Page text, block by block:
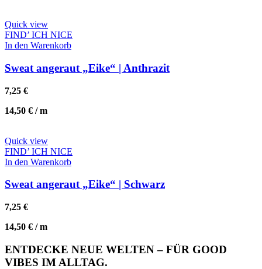
Quick view
FIND’ ICH NICE
In den Warenkorb
Sweat angeraut „Eike“ | Anthrazit
7,25 €
14,50 € /m
Quick view
FIND’ ICH NICE
In den Warenkorb
Sweat angeraut „Eike“ | Schwarz
7,25 €
14,50 € /m
ENTDECKE NEUE WELTEN – FÜR GOOD
VIBES IM ALLTAG.